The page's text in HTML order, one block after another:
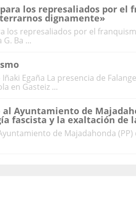
los represaliados por el
dignamente»
los represaliados por el
Ba ...
Egaña La presencia de
en Gasteiz ...
al Ayuntamiento de
fascista y la exaltación de
de Majadahonda